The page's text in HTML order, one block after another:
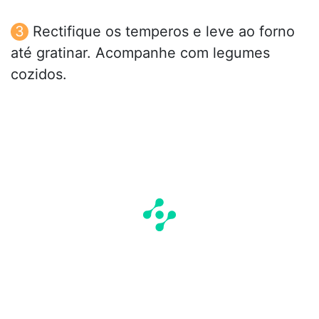
Rectifique os temperos e leve ao forno
até gratinar. Acompanhe com legumes
cozidos.